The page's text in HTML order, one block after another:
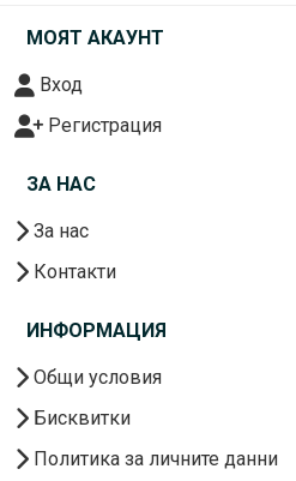
МОЯТ АКАУНТ
Вход
Регистрация
ЗА НАС
За нас
Контакти
ИНФОРМАЦИЯ
Общи условия
Бисквитки
Политика за личните данни